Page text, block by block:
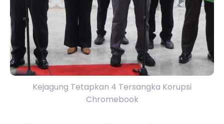
Kejagung Tetapkan 4 Tersangka Korupsi
Chromebook